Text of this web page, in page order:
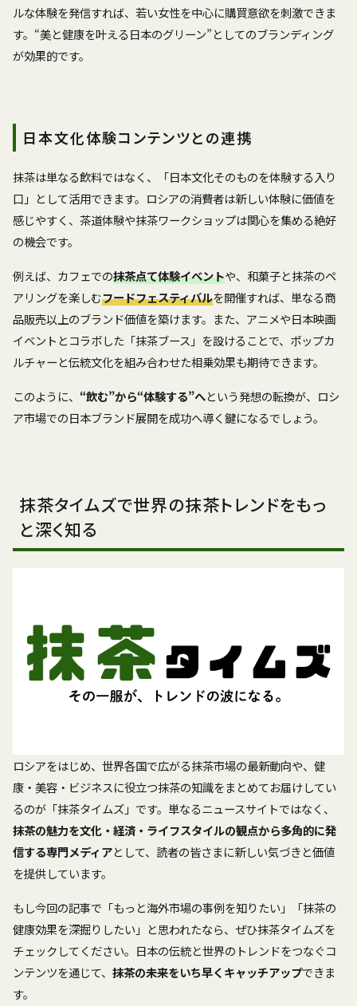
ルな体験を発信すれば、若い女性を中心に購買意欲を刺激できま
す。“美と健康を叶える日本のグリーン”としてのブランディング
が効果的です。
日本文化体験コンテンツとの連携
抹茶は単なる飲料ではなく、「日本文化そのものを体験する入り
口」として活用できます。ロシアの消費者は新しい体験に価値を
感じやすく、茶道体験や抹茶ワークショップは関心を集める絶好
の機会です。
例えば、カフェでの抹茶点て体験イベントや、和菓子と抹茶のペ
アリングを楽しむフードフェスティバルを開催すれば、単なる商
品販売以上のブランド価値を築けます。また、アニメや日本映画
イベントとコラボした「抹茶ブース」を設けることで、ポップカ
ルチャーと伝統文化を組み合わせた相乗効果も期待できます。
このように、 “飲む”から“体験する”へという発想の転換が、ロシ
ア市場での日本ブランド展開を成功へ導く鍵になるでしょう。
抹茶タイムズで世界の抹茶トレンドをもっ
と深く知る
ロシアをはじめ、世界各国で広がる抹茶市場の最新動向や、健
康・美容・ビジネスに役立つ抹茶の知識をまとめてお届けしてい
るのが「抹茶タイムズ」です。単なるニュースサイトではなく、
抹茶の魅力を文化・経済・ライフスタイルの観点から多角的に発
信する専門メディアとして、読者の皆さまに新しい気づきと価値
を提供しています。
もし今回の記事で「もっと海外市場の事例を知りたい」「抹茶の
健康効果を深掘りしたい」と思われたなら、ぜひ抹茶タイムズを
チェックしてください。日本の伝統と世界のトレンドをつなぐコ
ンテンツを通じて、 抹茶の未来をいち早くキャッチアップできま
す。